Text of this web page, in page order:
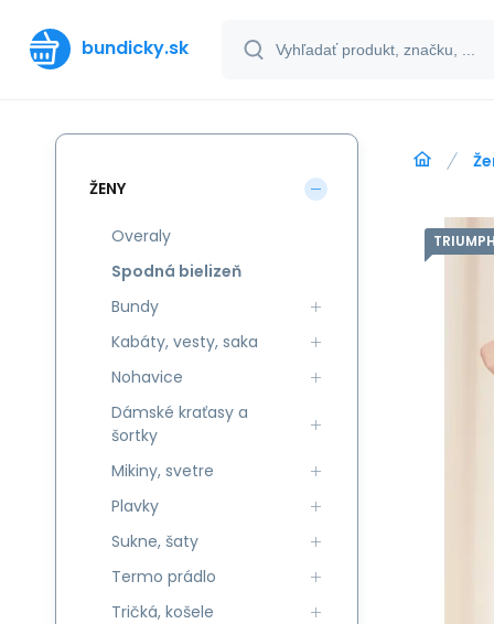
bundicky.sk
ŽENY
Overaly
Spodná bielizeň
Bundy
Kabáty, vesty, saka
Nohavice
Dámské kraťasy a
šortky
Mikiny, svetre
Plavky
Sukne, šaty
Termo prádlo
Tričká, košele